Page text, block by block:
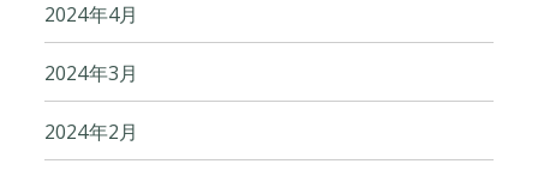
2024年4月
2024年3月
2024年2月